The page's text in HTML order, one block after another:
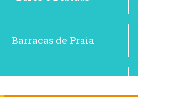
Barracas de Praia